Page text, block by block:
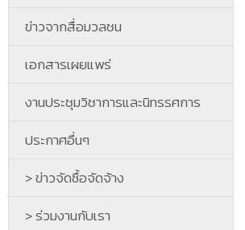
ข่าวจากสื่อมวลชน
เอกสารเผยแพร่
งานประชุมวิชาการและนิทรรศการ
ประกาศอื่นๆ
> ข่าวจัดซื้อจัดจ้าง
> ร่วมงานกับเรา